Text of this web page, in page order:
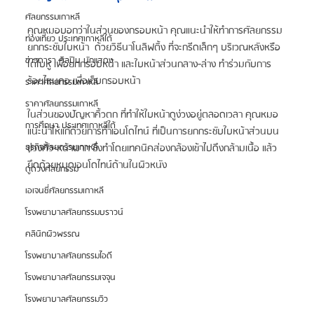
ศัลยกรรมเกาหลี
ท่องเที่ยว ประเทศเกาหลีใต้
ข่าวดารา ศิลปิน นักแสดง
ราคาศัลยกรรมเกาหลี
ราคาศัลยกรรมเกาหลี
การศึกษา ประเทศเกาหลีใต้
ธุรกิจศัลยกรรมเกาหลี
ดูดวงศัลยกรรม
เอเจนซี่ศัลยกรรมเกาหลี
โรงพยาบาลศัลยกรรมบราวน์
คลินิกผิวพรรณ
โรงพยาบาลศัลยกรรมไอดี
โรงพยาบาลศัลยกรรมเจจุน
โรงพยาบาลศัลยกรรมวิว
คุณหมอบอกว่าในส่วนของกรอบหน้า คุณแนะนำให้ทำการศัลยกรรม
ยกกระชับใบหน้า  ด้วยวิธีนาโนลิฟติ้ง ที่จะกรีดเล็กๆ บริเวณหลังหรือ
ใต้ใบหู เพื่อยกกรอบหน้า และใบหน้าส่วนกลาง-ล่าง ทำร่วมกับการ
ร้อยไหมคอ เพื่อเก็บกรอบหน้า
ในส่วนของปัญหาคิ้วตก ที่ทำให้ใบหน้าดูง่วงอยู่ตลอดเวลา คุณหมอ
แนะนำให้แก้ด้วยการทำเอนโดไทน์ ที่เป็นการยกกระชับใบหน้าส่วนบน
ช่วงคิ้ว-หน้าผาก ซึ่งทำโดยเทคนิคส่องกล้องเข้าไปดึงกล้ามเนื้อ แล้ว
ยึดด้วยหมุดเอนโดไทน์ด้านในผิวหนัง